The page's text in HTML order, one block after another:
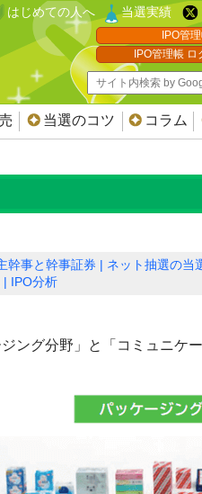
はじめての人へ 当選実績
IPO管
IPO管理帳 ロ
当選のコツ コラム
幹事と幹事証券 ネット抽選の当
IPO分析
ング分野」と「コミュニケ